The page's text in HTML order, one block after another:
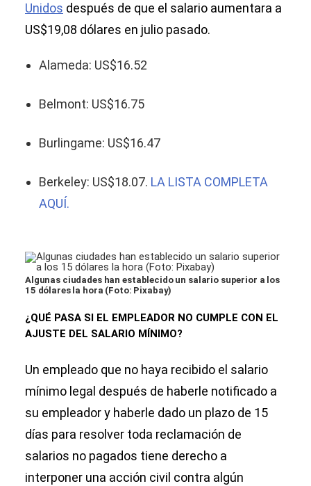
Unidos después de que el salario aumentara a
US$19,08 dólares en julio pasado.
Alameda: US$16.52
Belmont: US$16.75
Burlingame: US$16.47
Berkeley: US$18.07. LA LISTA COMPLETA
AQUÍ.
Algunas ciudades han establecido un salario superior a los
15 dólares la hora (Foto: Pixabay)
¿QUÉ PASA SI EL EMPLEADOR NO CUMPLE CON EL
AJUSTE DEL SALARIO MÍNIMO?
Un empleado que no haya recibido el salario
mínimo legal después de haberle notificado a
su empleador y haberle dado un plazo de 15
días para resolver toda reclamación de
salarios no pagados tiene derecho a
interponer una acción civil contra algún